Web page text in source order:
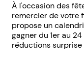
À l'occasion des
remercier de votre
propose un
gagner du 1er au
réductions surprise